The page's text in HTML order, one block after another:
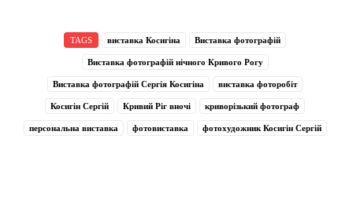
TAGS виставка Косигіна Виставка фотографій
Виставка фотографій нічного Кривого Рогу
Виставка фотографій Сергія Косигіна виставка фоторобіт
Косигін Сергій Кривий Ріг вночі криворізький фотограф
персональна виставка фотовиставка фотохудожник Косигін Сергій